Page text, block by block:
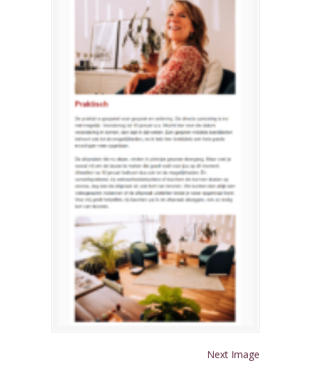
Next Image